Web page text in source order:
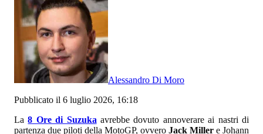
Alessandro Di Moro
Pubblicato il 6 luglio 2026, 16:18
La8 Ore di Suzuka avrebbe dovuto annoverare ai nastri di
partenza due piloti della MotoGP, ovvero Jack Miller e Johann